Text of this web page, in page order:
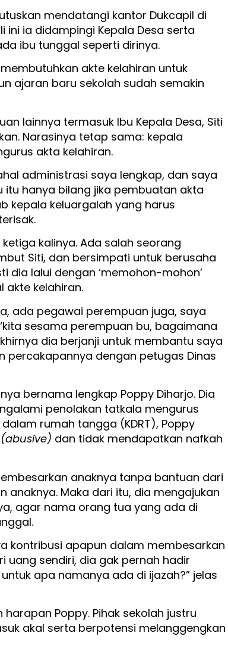
mendatangi kantor Dukcapil di
ini ia didampingi Kepala Desa serta
ibu tunggal seperti dirinya.
akte kelahiran untuk
ajaran baru sekolah sudah semakin
lainnya termasuk Ibu Kepala Desa, Siti
Narasinya tetap sama: kepala
akta kelahiran.
administrasi saya lengkap, dan saya
itu hanya bilang jika pembuatan akta
kepala keluargalah yang harus
kalinya. Ada salah seorang
Siti, dan bersimpati untuk berusaha
dia lalui dengan ‘memohon-mohon’
akte kelahiran.
ada pegawai perempuan juga, saya
sesama perempuan bu, bagaimana
dia berjanji untuk membantu saya
percakapannya dengan petugas Dinas
bernama lengkap Poppy Diharjo. Dia
penolakan tatkala mengurus
rumah tangga (KDRT), Poppy
(abusive) dan tidak mendapatkan nafkah
anaknya tanpa bantuan dari
anaknya. Maka dari itu, dia mengajukan
agar nama orang tua yang ada di
kontribusi apapun dalam membesarkan
uang sendiri, dia gak pernah hadir
apa namanya ada di ijazah?” jelas
Poppy. Pihak sekolah justru
akal serta berpotensi melanggengkan